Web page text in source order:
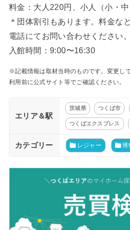
料金：大人220円、小人（小・
＊団体割引もあります。料金な
電話にてお問い合わせください。
入館時間：9:00〜16:30
※記載情報は取材当時のものです。変更し
利用前に公式サイト等でご確認ください。
エリア＆駅
茨城県 つくば市
つくばエクスプレス
カテゴリー レジャー 博